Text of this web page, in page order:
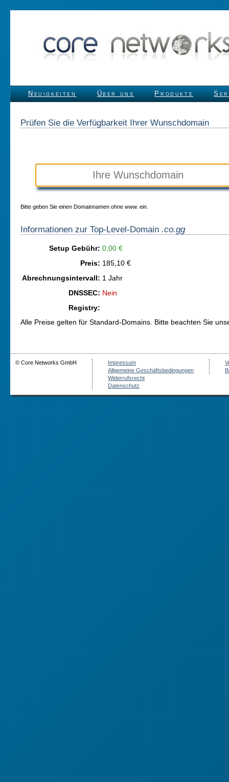
Neuigkeiten Über uns Produkte
Prüfen Sie die Verfügbarkeit Ihrer Wunschdomain
Bitte geben Sie einen Domainnamen ohne www. ein.
Informationen zur Top-Level-Domain .co.gg
Setup Gebühr: 0,00 €
Preis: 185,10 €
Abrechnungsintervall: 1 Jahr
DNSSEC: Nein
Registry:
Alle Preise gelten für Standard-Domains. Bitte beachten Sie
© Core Networks GmbH
Impressum
Allgemeine Geschäftsbedingungen
Widerrufsrecht
Datenschutz